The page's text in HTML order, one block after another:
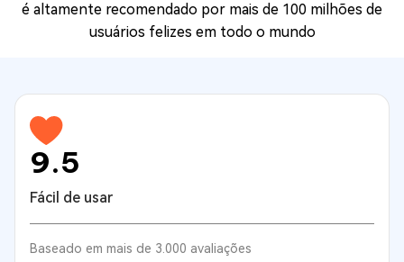
é altamente recomendado por mais de 100 milhões de
usuários felizes em todo o mundo
9.5
Fácil de usar
Baseado em mais de 3.000 avaliações